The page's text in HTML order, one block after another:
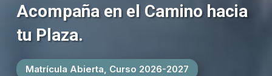
Acompaña en el Camino hacia
tu Plaza.
Matrícula Abierta, Curso 2026-2027